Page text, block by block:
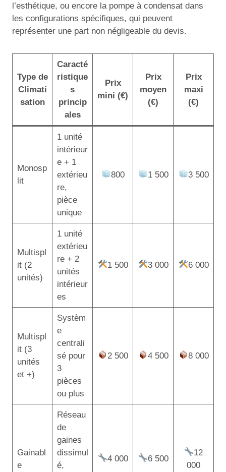
l’esthétique, ou encore la pompe à condensat dans
les configurations spécifiques, qui peuvent
représenter une part non négligeable du devis.
Type de
Climati
sation
Caracté
ristique
s
princip
ales
Prix
mini (€)
Prix
moyen
(€)
Prix
maxi
(€)
Monosp
lit
1 unité
intérieur
e + 1
extérieu
re,
pièce
unique
800 1 500 3 500
Multispl
it (2
unités)
1 unité
extérieu
re + 2
unités
intérieur
es
1 500 3 000 6 000
Multispl
it (3
unités
et +)
Systèm
e
centrali
sé pour
3
pièces
ou plus
2 500 4 500 8 000
Gainabl
e
Réseau
de
gaines
dissimul
é,
4 000 6 500
12
000